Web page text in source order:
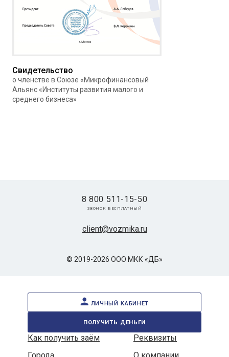
Свидетельство
о членстве в Союзе «Микрофинансовый
Альянс «Институты развития малого и
среднего бизнеса»
© 2019-2026 ООО МКК «ДБ»
client@vozmika.ru
8 800 511-15-50
звонок бесплатный
личный кабинет
получить деньги
Как получить заём
Реквизиты